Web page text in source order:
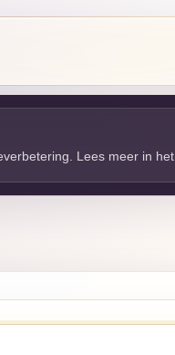
Lees meer in het